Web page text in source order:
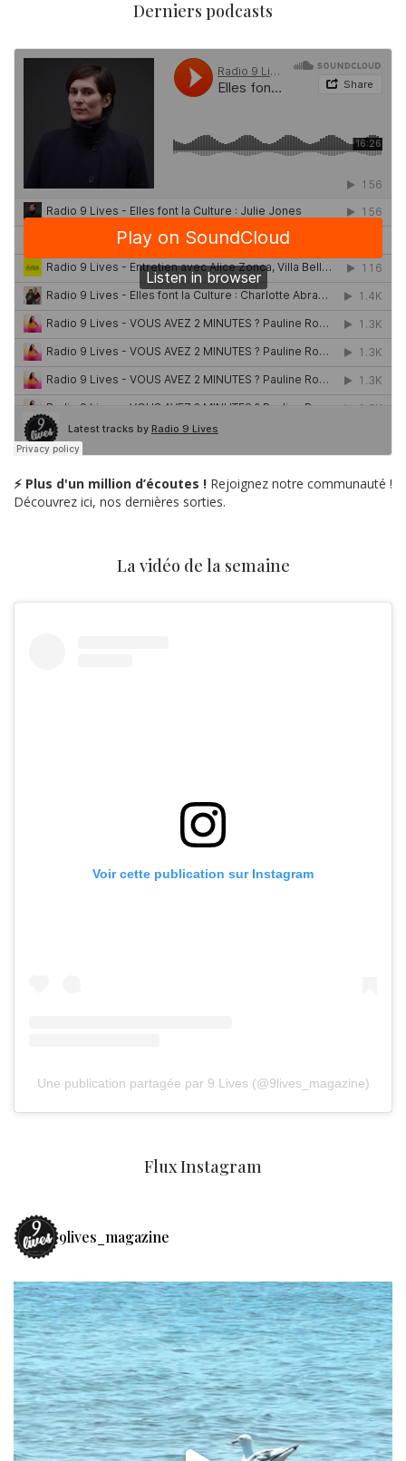
Derniers podcasts
⚡ Plus d'un million d’écoutes ! Rejoignez notre communauté !
Découvrez ici, nos dernières sorties.
La vidéo de la semaine
Voir cette publication sur Instagram
Une publication partagée par 9 Lives (@9lives_magazine)
Flux Instagram
9lives_magazine